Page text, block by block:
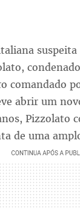
comandado
abrir um
Pizzolato
de uma